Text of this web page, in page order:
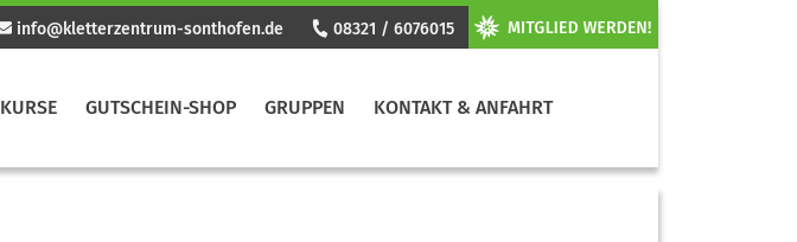
info@kletterzentrum-sonthofen.de 08321 / 6076015
KURSE GUTSCHEIN-SHOP GRUPPEN KONTAKT & ANFAHRT